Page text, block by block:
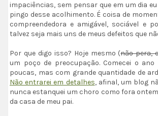
impaciências, sem pensar que em um dia
pingo desse acolhimento. É coisa de
compreendedora e amigável, sociável e
talvez seja mais uns de meus defeitos que
Por que digo isso? Hoje mesmo (não pera,
um poço de preocupação. Comecei o
poucas, mas com grande quantidade de
Não entrarei em detalhes, afinal, um blog
nunca estanquei um choro como fora
da casa de meu pai.